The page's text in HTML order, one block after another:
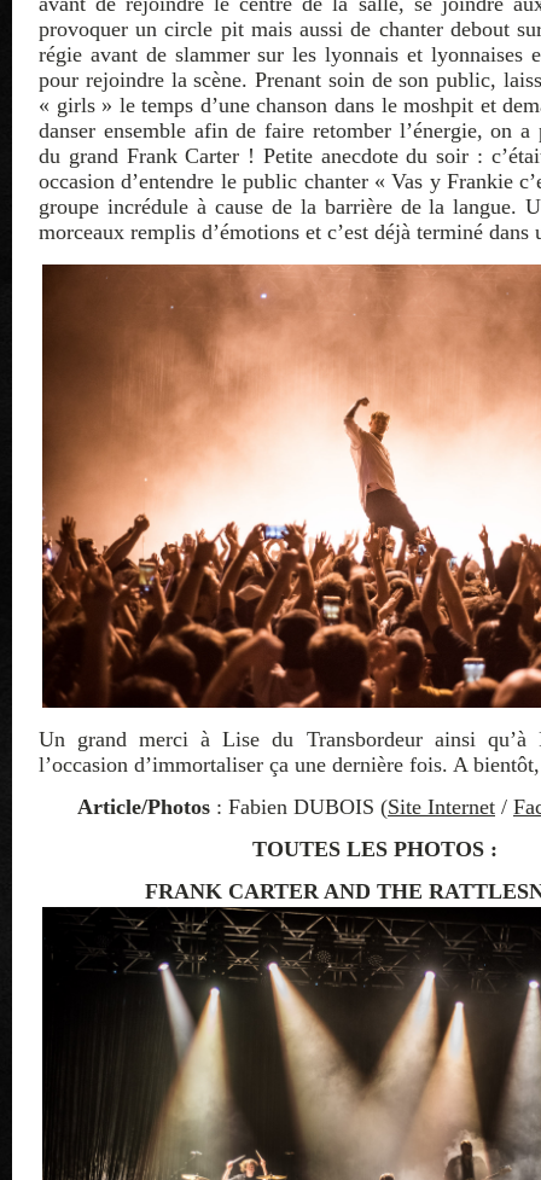
provoquer un circle pit mais aussi de chanter debout
régie avant de slammer sur les lyonnais et lyonnaises
pour rejoindre la scène. Prenant soin de son public,
« girls » le temps d’une chanson dans le moshpit et
danser ensemble afin de faire retomber l’énergie, on
du grand Frank Carter ! Petite anecdote du soir :
occasion d’entendre le public chanter « Vas y Frankie
groupe incrédule à cause de la barrière de la langue.
morceaux remplis d’émotions et c’est déjà terminé dans
Un grand merci à Lise du Transbordeur ainsi qu’à
l’occasion d’immortaliser ça une dernière fois. A
Article/Photos : Fabien DUBOIS (Site Internet /
TOUTES LES PHOTOS :
FRANK CARTER AND THE